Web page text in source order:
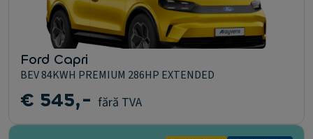
Ford Capri
BEV 84KWH PREMIUM 286HP EXTENDED
€ 545,- fără TVA